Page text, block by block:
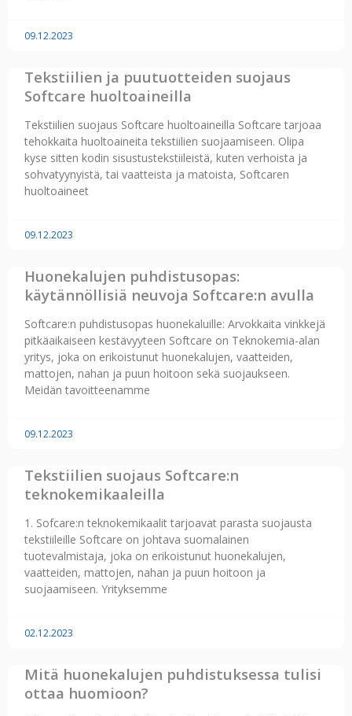
09.12.2023
Tekstiilien ja puutuotteiden suojaus
Softcare huoltoaineilla
Tekstiilien suojaus Softcare huoltoaineilla Softcare tarjoaa
tehokkaita huoltoaineita tekstiilien suojaamiseen. Olipa
kyse sitten kodin sisustustekstiileistä, kuten verhoista ja
sohvatyynyistä, tai vaatteista ja matoista, Softcaren
huoltoaineet
09.12.2023
Huonekalujen puhdistusopas:
käytännöllisiä neuvoja Softcare:n avulla
Softcare:n puhdistusopas huonekaluille: Arvokkaita vinkkejä
pitkäaikaiseen kestävyyteen Softcare on Teknokemia-alan
yritys, joka on erikoistunut huonekalujen, vaatteiden,
mattojen, nahan ja puun hoitoon sekä suojaukseen.
Meidän tavoitteenamme
09.12.2023
Tekstiilien suojaus Softcare:n
teknokemikaaleilla
1. Sofcare:n teknokemikaalit tarjoavat parasta suojausta
tekstiileille Softcare on johtava suomalainen
tuotevalmistaja, joka on erikoistunut huonekalujen,
vaatteiden, mattojen, nahan ja puun hoitoon ja
suojaamiseen. Yrityksemme
02.12.2023
Mitä huonekalujen puhdistuksessa tulisi
ottaa huomioon?